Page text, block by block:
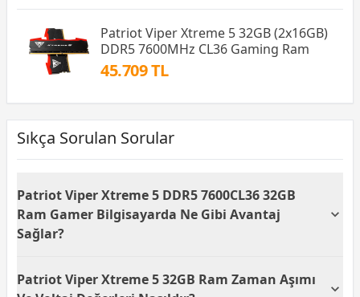
Patriot Viper Xtreme 5 32GB (2x16GB)
DDR5 7600MHz CL36 Gaming Ram
45.709 TL
Sıkça Sorulan Sorular
Patriot Viper Xtreme 5 DDR5 7600CL36 32GB
Ram Gamer Bilgisayarda Ne Gibi Avantaj
Sağlar?
ram, yüksek hız ve düşük gecikme sunarak oyunlarda
Patriot Viper Xtreme 5 32GB Ram Zaman Aşımı